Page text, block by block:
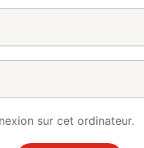
sur cet ordinateur.